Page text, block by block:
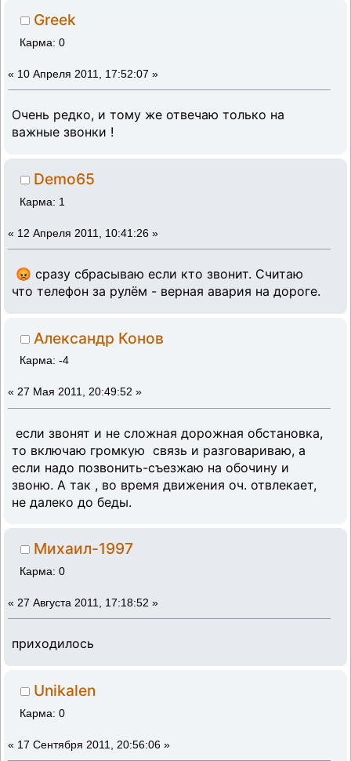
Greek
Карма: 0
« 10 Апреля 2011, 17:52:07 »
Очень редко, и тому же отвечаю только на
важные звонки !
Demo65
Карма: 1
« 12 Апреля 2011, 10:41:26 »
😡 сразу сбрасываю если кто звонит. Считаю
что телефон за рулём - верная авария на дороге.
Александр Конов
Карма: -4
« 27 Мая 2011, 20:49:52 »
если звонят и не сложная дорожная обстановка,
то включаю громкую связь и разговариваю, а
если надо позвонить-съезжаю на обочину и
звоню. А так , во время движения оч. отвлекает,
не далеко до беды.
Михаил-1997
Карма: 0
« 27 Августа 2011, 17:18:52 »
приходилось
Unikalen
Карма: 0
« 17 Сентября 2011, 20:56:06 »